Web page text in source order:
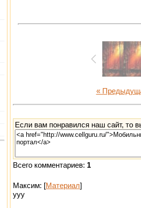
«
Если вам понравился наш сайт, то
Всего комментариев: 1
Максим: [Материал]
yyy